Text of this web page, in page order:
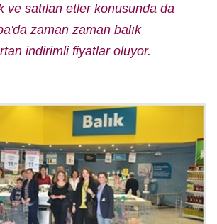
ve satılan etler konusunda da
zaman zaman balık
indirimli fiyatlar oluyor.